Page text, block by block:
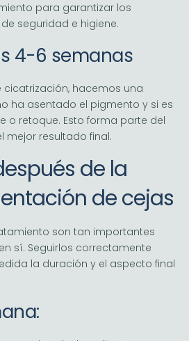
para garantizar los
seguridad e higiene.
4-6 semanas
hacemos una
ha asentado el pigmento y si es
o retoque. Esto forma parte del
mejor resultado final.
de la
de cejas
son tan importantes
sí. Seguirlos correctamente
la duración y el aspecto final